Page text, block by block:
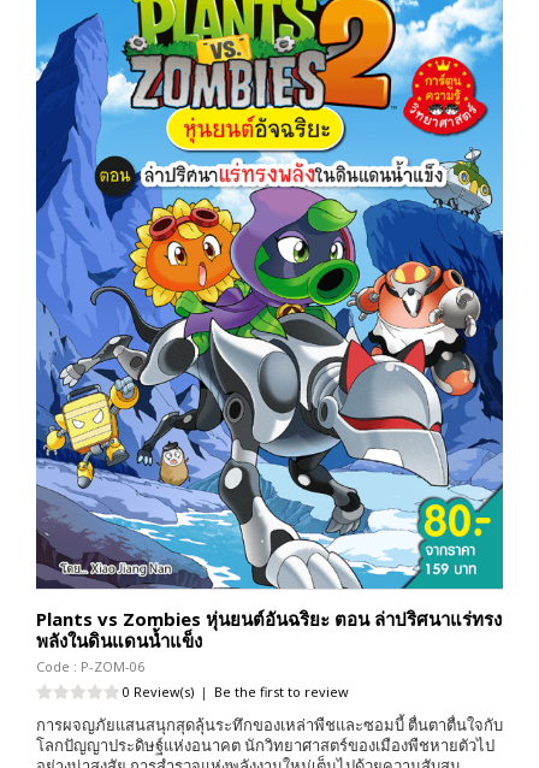
Plants vs Zombies หุ่นยนต์อันฉริยะ ตอน ล่าปริศนาแร่ทรง
พลังในดินแดนน้ำแข็ง
Code : P-ZOM-06
0 Review(s) | Be the first to review
การผจญภัยแสนสนุกสุดลุ้นระทึกของเหล่าพืชและซอมบี้ ตื่นตาตื่นใจกับ
โลกปัญญาประดิษฐ์แห่งอนาคต นักวิทยาศาสตร์ของเมืองพืชหายตัวไป